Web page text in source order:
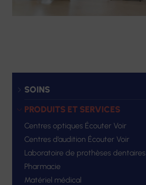
SOINS
PRODUITS ET SERVICES
Centres optiques Écouter Voir
Centres d’audition Écouter Voir
Laboratoire de prothèses dentaires
Pharmacie
Matériel médical